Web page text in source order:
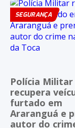
SEGURANÇA
Polícia Militar
recupera
furtado em
Araranguá e
autor do